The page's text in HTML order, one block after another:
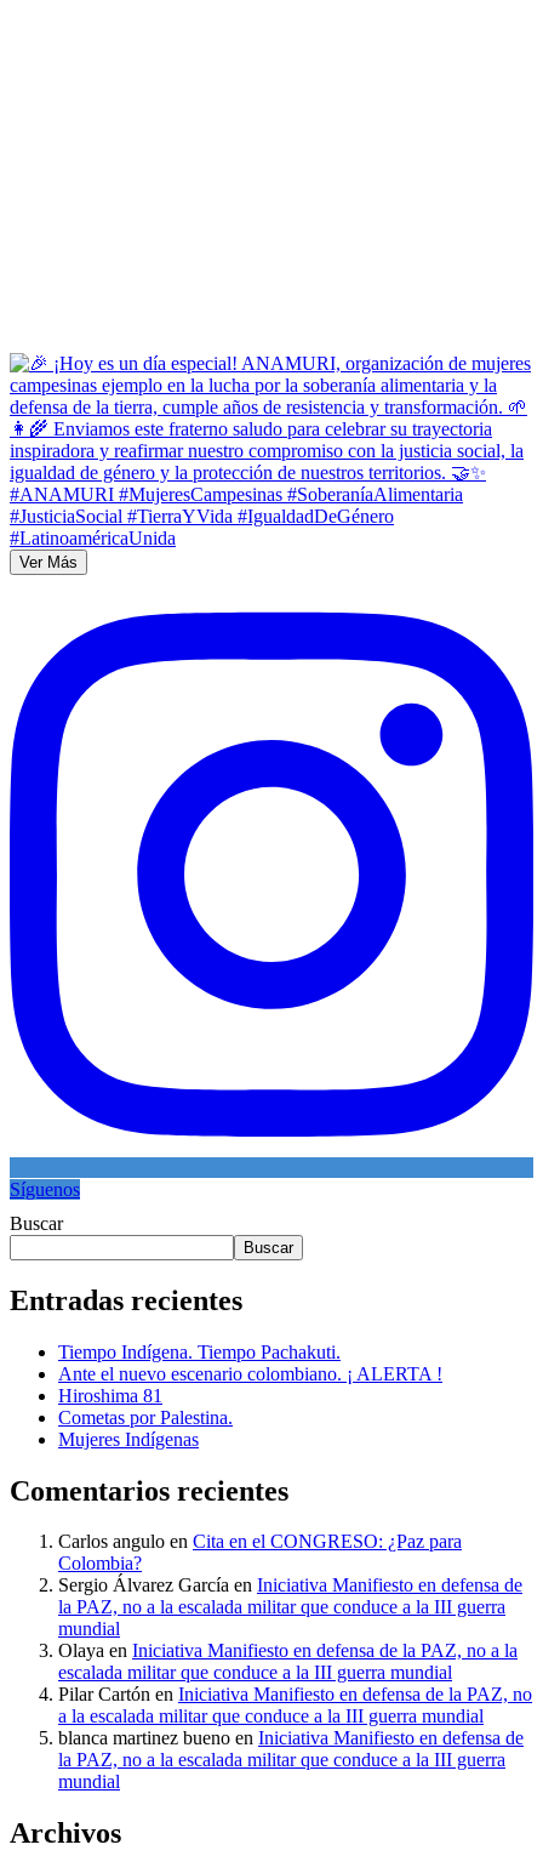
Ver Más
Síguenos
Buscar
Buscar
Entradas recientes
Tiempo Indígena. Tiempo Pachakuti.
Ante el nuevo escenario colombiano. ¡ ALERTA !
Hiroshima 81
Cometas por Palestina.
Mujeres Indígenas
Comentarios recientes
Carlos angulo en Cita en el CONGRESO: ¿Paz para
Colombia?
Sergio Álvarez García en Iniciativa Manifiesto en defensa de
la PAZ, no a la escalada militar que conduce a la III guerra
mundial
Olaya en Iniciativa Manifiesto en defensa de la PAZ, no a la
escalada militar que conduce a la III guerra mundial
Pilar Cartón en Iniciativa Manifiesto en defensa de la PAZ, no
a la escalada militar que conduce a la III guerra mundial
blanca martinez bueno en Iniciativa Manifiesto en defensa de
la PAZ, no a la escalada militar que conduce a la III guerra
mundial
Archivos